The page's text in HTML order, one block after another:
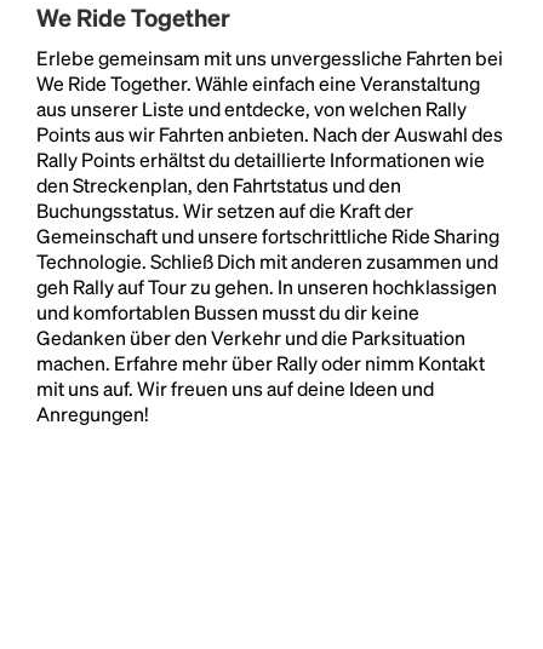
We Ride Together
Erlebe gemeinsam mit uns unvergessliche Fahrten bei
We Ride Together. Wähle einfach eine Veranstaltung
aus unserer Liste und entdecke, von welchen Rally
Points aus wir Fahrten anbieten. Nach der Auswahl des
Rally Points erhältst du detaillierte Informationen wie
den Streckenplan, den Fahrtstatus und den
Buchungsstatus. Wir setzen auf die Kraft der
Gemeinschaft und unsere fortschrittliche Ride Sharing
Technologie. Schließ Dich mit anderen zusammen und
geh Rally auf Tour zu gehen. In unseren hochklassigen
und komfortablen Bussen musst du dir keine
Gedanken über den Verkehr und die Parksituation
machen. Erfahre mehr über Rally oder nimm Kontakt
mit uns auf. Wir freuen uns auf deine Ideen und
Anregungen!
Headline
Lorem Ipsum is simply dummy text of the printing
and typesetting industry.Lorem Ipsum has been the
industry's standarddummy text ever since the
1500s, when an unknown printer took a galley of
type and scrambled it to make a type specimen
book. It has survived not only five centuries, but also
the leap into electronic typesetting, remaining
essentially unchanged.